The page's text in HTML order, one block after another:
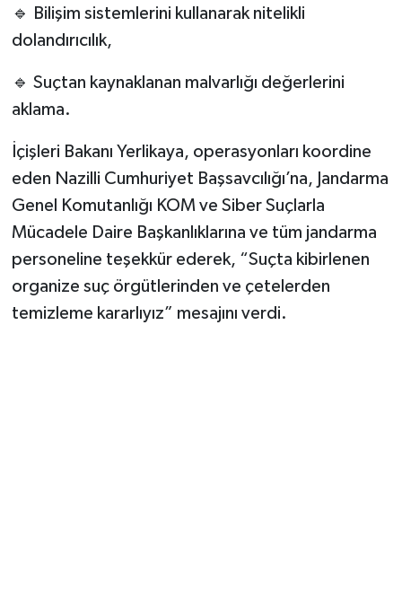
🔹 Bilişim sistemlerini kullanarak nitelikli
dolandırıcılık,
🔹 Suçtan kaynaklanan malvarlığı değerlerini
aklama.
İçişleri Bakanı Yerlikaya, operasyonları koordine
eden Nazilli Cumhuriyet Başsavcılığı’na, Jandarma
Genel Komutanlığı KOM ve Siber Suçlarla
Mücadele Daire Başkanlıklarına ve tüm jandarma
personeline teşekkür ederek, “Suçta kibirlenen
organize suç örgütlerinden ve çetelerden
temizleme kararlıyız” mesajını verdi.